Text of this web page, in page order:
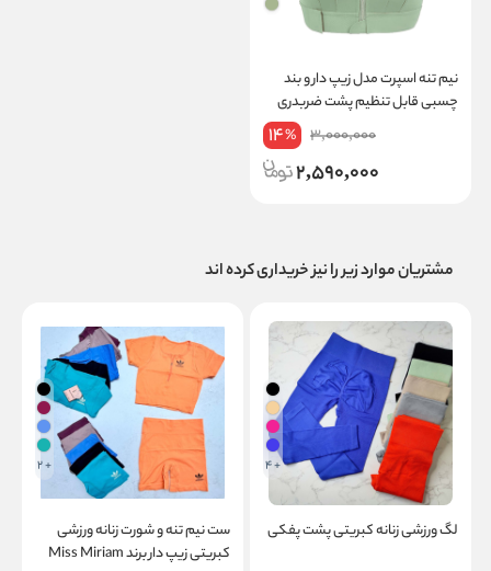
نیم‌ تنه اسپرت مدل زیپ‌ دار و بند
چسبی قابل تنظیم پشت ضربدری
3,000,000
14%
2,590,000
مشتریان موارد زیر را نیز خریداری کرده اند
+ 4
لگ ورزشی زنانه کبریتی پشت پفکی
+ 2
ست نیم تنه و شورت زنانه ورزشی
کبریتی زیپ دار برند Miss Miriam